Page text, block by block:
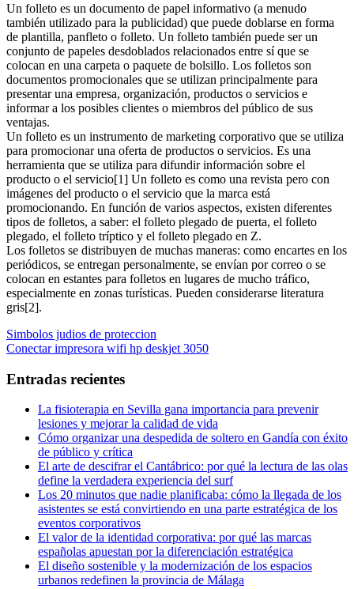
Un folleto es un documento de papel informativo (a menudo
también utilizado para la publicidad) que puede doblarse en forma
de plantilla, panfleto o folleto. Un folleto también puede ser un
conjunto de papeles desdoblados relacionados entre sí que se
colocan en una carpeta o paquete de bolsillo. Los folletos son
documentos promocionales que se utilizan principalmente para
presentar una empresa, organización, productos o servicios e
informar a los posibles clientes o miembros del público de sus
ventajas.
Un folleto es un instrumento de marketing corporativo que se utiliza
para promocionar una oferta de productos o servicios. Es una
herramienta que se utiliza para difundir información sobre el
producto o el servicio[1] Un folleto es como una revista pero con
imágenes del producto o el servicio que la marca está
promocionando. En función de varios aspectos, existen diferentes
tipos de folletos, a saber: el folleto plegado de puerta, el folleto
plegado, el folleto tríptico y el folleto plegado en Z.
Los folletos se distribuyen de muchas maneras: como encartes en los
periódicos, se entregan personalmente, se envían por correo o se
colocan en estantes para folletos en lugares de mucho tráfico,
especialmente en zonas turísticas. Pueden considerarse literatura
gris[2].
Navegación
de
entradas
Entrada
anterior:
Simbolos judios de proteccion
Entrada
Conectar impresora wifi hp deskjet 3050
Entradas recientes
La fisioterapia en Sevilla gana importancia para prevenir
lesiones y mejorar la calidad de vida
Cómo organizar una despedida de soltero en Gandía con éxito
de público y crítica
El arte de descifrar el Cantábrico: por qué la lectura de las olas
define la verdadera experiencia del surf
Los 20 minutos que nadie planificaba: cómo la llegada de los
asistentes se está convirtiendo en una parte estratégica de los
eventos corporativos
El valor de la identidad corporativa: por qué las marcas
españolas apuestan por la diferenciación estratégica
El diseño sostenible y la modernización de los espacios
urbanos redefinen la provincia de Málaga